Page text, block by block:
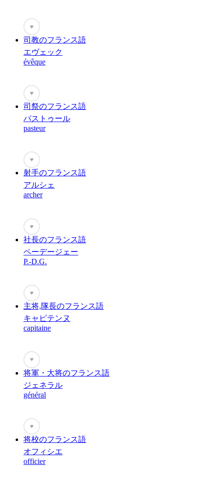
♥
司教のフランス語
エヴェック
évêque
♥
司祭のフランス語
パストゥール
pasteur
♥
射手のフランス語
アルシェ
archer
♥
社長のフランス語
ペーデージェー
P.-D.G.
♥
主将,隊長のフランス語
キャピテンヌ
capitaine
♥
将軍・大将のフランス語
ジェネラル
général
♥
将校のフランス語
オフィシエ
officier